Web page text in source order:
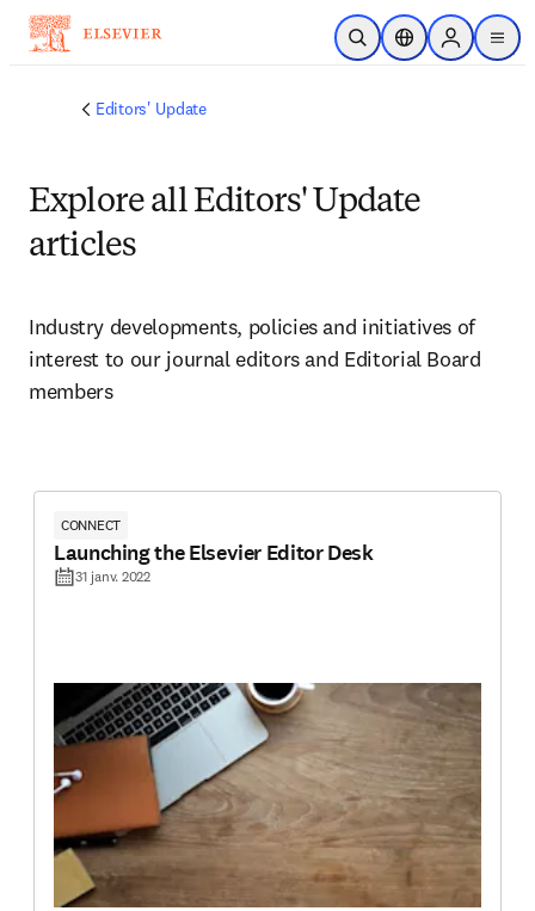
Passer au contenu principal
Ouvrir la recherche
Sélecteur de
Sign in to
menu
Editors' Update
Explore all Editors' Update
articles
Industry developments, policies and initiatives of
interest to our journal editors and Editorial Board
members
CONNECT
Launching the Elsevier Editor Desk
31 janv. 2022